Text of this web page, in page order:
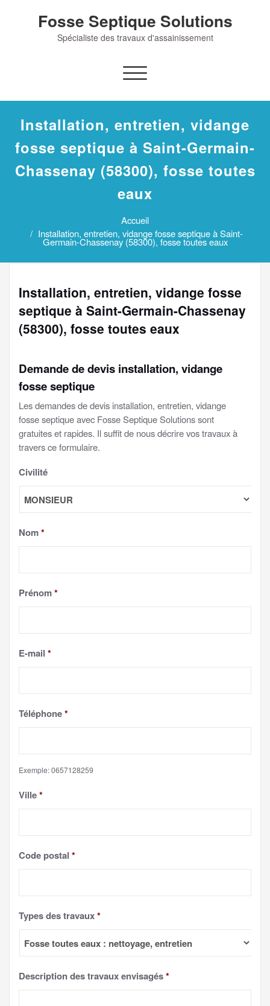
Fosse Septique Solutions
Spécialiste des travaux d'assainissement
Afficher/masquer
navigation
Installation, entretien, vidange
fosse septique à Saint-Germain-
Chassenay (58300), fosse toutes
eaux
Accueil
Installation, entretien, vidange fosse septique à Saint-
Germain-Chassenay (58300), fosse toutes eaux
Installation, entretien, vidange fosse
septique à Saint-Germain-Chassenay
(58300), fosse toutes eaux
Demande de devis installation, vidange
fosse septique
Les demandes de devis installation, entretien, vidange
fosse septique avec Fosse Septique Solutions sont
gratuites et rapides. Il suffit de nous décrire vos travaux à
travers ce formulaire.
Civilité
Nom*
Prénom*
E-mail *
Téléphone*
Exemple: 0657128259
Ville*
Code postal *
Types des travaux*
Description des travaux envisagés*